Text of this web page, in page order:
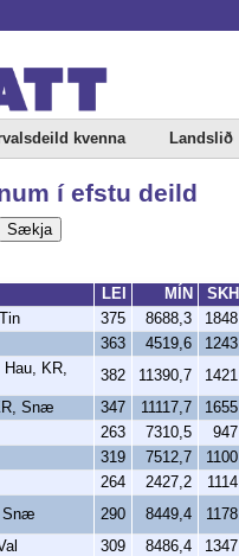
kvenna Landslið
í efstu deild
Sækja
LEI MÍN SKH
375 8688,3 1848
363 4519,6 1243
KR,
382 11390,7 1421
Snæ 347 11117,7 1655
263 7310,5 947
319 7512,7 1100
264 2427,2 1114
Snæ 290 8449,4 1178
309 8486,4 1347